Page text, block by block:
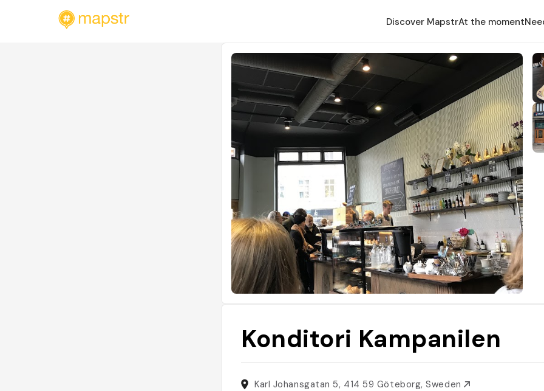
Discover MapstrAt the moment
Konditori Kampanilen
Karl Johansgatan 5, 414 59 Göteborg, Sweden